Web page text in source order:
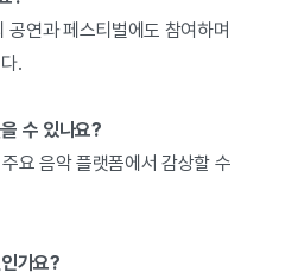
연과 페스티벌에도 참여하며
.
수 있나요?
요 음악 플랫폼에서 감상할 수
가요?